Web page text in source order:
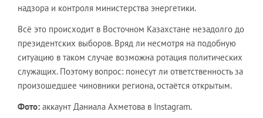
надзора и контроля министерства энергетики.
Всё это происходит в Восточном Казахстане незадолго до
президентских выборов. Вряд ли несмотря на подобную
ситуацию в таком случае возможна ротация политических
служащих. Поэтому вопрос: понесут ли ответственность за
произошедшее чиновники региона, остаётся открытым.
Фото: аккаунт Даниала Ахметова в Instagram.